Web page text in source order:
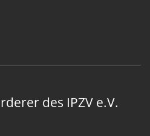
des IPZV e.V.